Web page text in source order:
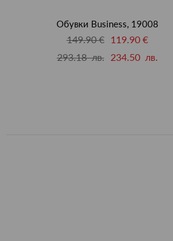
Обувки Business, 19008
149.90 €
119.90 €
293.18 лв.
234.50 лв.